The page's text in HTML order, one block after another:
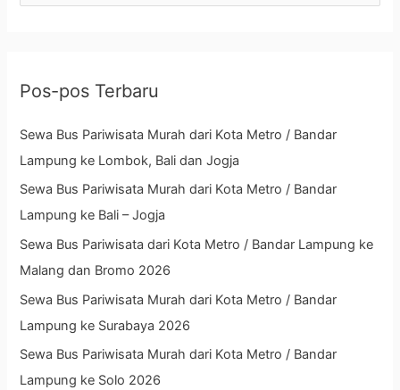
u
t
k
:
Pos-pos Terbaru
Sewa Bus Pariwisata Murah dari Kota Metro / Bandar
Lampung ke Lombok, Bali dan Jogja
Sewa Bus Pariwisata Murah dari Kota Metro / Bandar
Lampung ke Bali – Jogja
Sewa Bus Pariwisata dari Kota Metro / Bandar Lampung ke
Malang dan Bromo 2026
Sewa Bus Pariwisata Murah dari Kota Metro / Bandar
Lampung ke Surabaya 2026
Sewa Bus Pariwisata Murah dari Kota Metro / Bandar
Lampung ke Solo 2026